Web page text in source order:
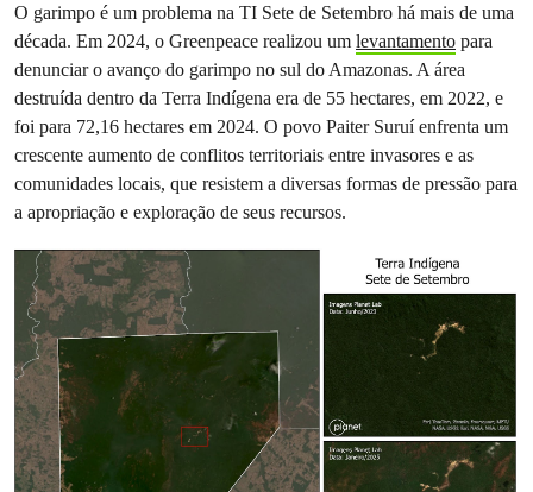
O garimpo é um problema na TI Sete de Setembro há mais de uma
década. Em 2024, o Greenpeace realizou um levantamento para
denunciar o avanço do garimpo no sul do Amazonas. A área
destruída dentro da Terra Indígena era de 55 hectares, em 2022, e
foi para 72,16 hectares em 2024. O povo Paiter Suruí enfrenta um
crescente aumento de conflitos territoriais entre invasores e as
comunidades locais, que resistem a diversas formas de pressão para
a apropriação e exploração de seus recursos.